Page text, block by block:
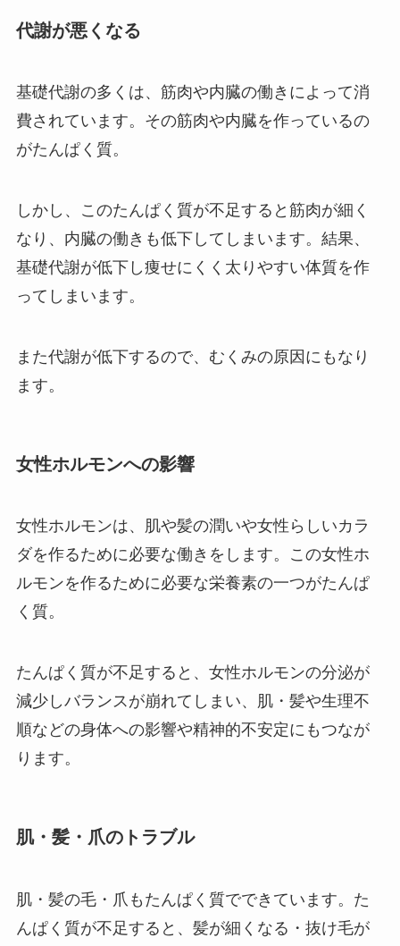
代謝が悪くなる
基礎代謝の多くは、筋肉や内臓の働きによって消
費されています。その筋肉や内臓を作っているの
がたんぱく質。
しかし、このたんぱく質が不足すると筋肉が細く
なり、内臓の働きも低下してしまいます。結果、
基礎代謝が低下し痩せにくく太りやすい体質を作
ってしまいます。
また代謝が低下するので、むくみの原因にもなり
ます。
女性ホルモンへの影響
女性ホルモンは、肌や髪の潤いや女性らしいカラ
ダを作るために必要な働きをします。この女性ホ
ルモンを作るために必要な栄養素の一つがたんぱ
く質。
たんぱく質が不足すると、女性ホルモンの分泌が
減少しバランスが崩れてしまい、肌・髪や生理不
順などの身体への影響や精神的不安定にもつなが
ります。
肌・髪・爪のトラブル
肌・髪の毛・爪もたんぱく質でできています。た
んぱく質が不足すると、髪が細くなる・抜け毛が